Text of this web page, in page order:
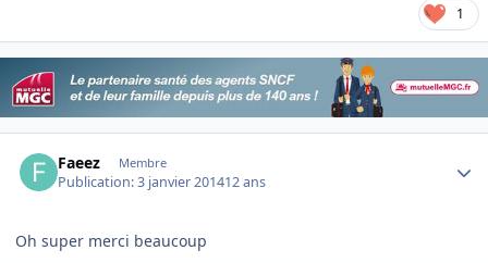
1
Faeez Membre
Publication:3 janvier 201412 ans
Oh super merci beaucoup